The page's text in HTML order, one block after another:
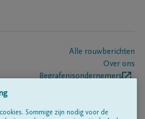
Alle rouwberichten
Over ons
Begrafenisondernemers
Sommige zijn nodig voor de